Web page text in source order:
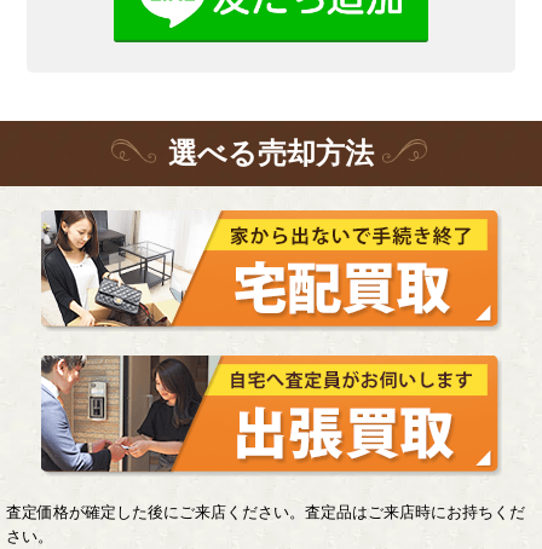
選べる売却方法
査定価格が確定した後にご来店ください。査定品はご来店時にお持ちくだ
さい。